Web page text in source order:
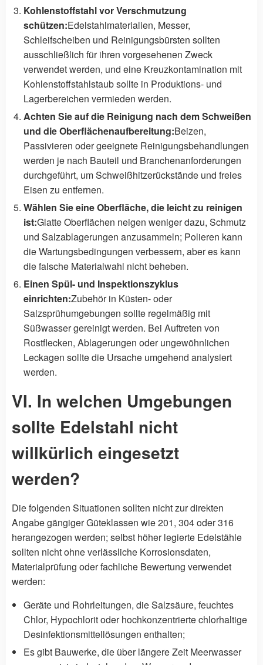
Kohlenstoffstahl vor Verschmutzung
schützen:Edelstahlmaterialien, Messer,
Schleifscheiben und Reinigungsbürsten sollten
ausschließlich für ihren vorgesehenen Zweck
verwendet werden, und eine Kreuzkontamination mit
Kohlenstoffstahlstaub sollte in Produktions- und
Lagerbereichen vermieden werden.
Achten Sie auf die Reinigung nach dem Schweißen
und die Oberflächenaufbereitung:Beizen,
Passivieren oder geeignete Reinigungsbehandlungen
werden je nach Bauteil und Branchenanforderungen
durchgeführt, um Schweißhitzerückstände und freies
Eisen zu entfernen.
Wählen Sie eine Oberfläche, die leicht zu reinigen
ist:Glatte Oberflächen neigen weniger dazu, Schmutz
und Salzablagerungen anzusammeln; Polieren kann
die Wartungsbedingungen verbessern, aber es kann
die falsche Materialwahl nicht beheben.
Einen Spül- und Inspektionszyklus
einrichten:Zubehör in Küsten- oder
Salzsprühumgebungen sollte regelmäßig mit
Süßwasser gereinigt werden. Bei Auftreten von
Rostflecken, Ablagerungen oder ungewöhnlichen
Leckagen sollte die Ursache umgehend analysiert
werden.
VI. In welchen Umgebungen
sollte Edelstahl nicht
willkürlich eingesetzt
werden?
Die folgenden Situationen sollten nicht zur direkten
Angabe gängiger Güteklassen wie 201, 304 oder 316
herangezogen werden; selbst höher legierte Edelstähle
sollten nicht ohne verlässliche Korrosionsdaten,
Materialprüfung oder fachliche Bewertung verwendet
werden:
Geräte und Rohrleitungen, die Salzsäure, feuchtes
Chlor, Hypochlorit oder hochkonzentrierte chlorhaltige
Desinfektionsmittellösungen enthalten;
Es gibt Bauwerke, die über längere Zeit Meerwasser